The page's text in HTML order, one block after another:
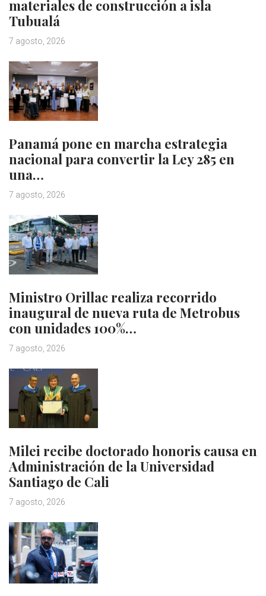
materiales de construcción a isla
Tubualá
7 agosto, 2026
Panamá pone en marcha estrategia
nacional para convertir la Ley 285 en
una…
7 agosto, 2026
Ministro Orillac realiza recorrido
inaugural de nueva ruta de Metrobus
con unidades 100%…
7 agosto, 2026
Milei recibe doctorado honoris causa en
Administración de la Universidad
Santiago de Cali
7 agosto, 2026